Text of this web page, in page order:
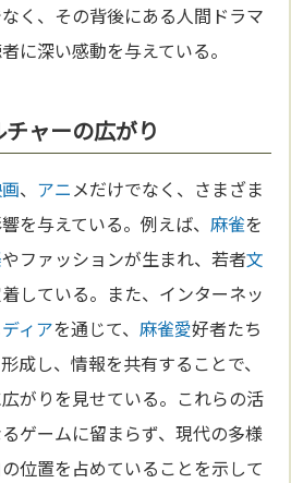
く、その背後にある人間ドラマ
に深い感動を与えている。
ャーの広がり
、 アニ メだけでなく、さまざま
を与えている。例えば、 麻雀を
やファッションが生まれ、若者文
している。また、インターネッ
ィアを通じて、 麻雀愛好者たち
成し、情報を共有することで、
がりを見せている。これらの活
ゲームに留まらず、現代の多様
位置を占めていることを示して